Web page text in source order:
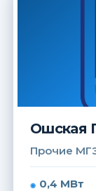
Ошская
Прочие
0,4 МВт